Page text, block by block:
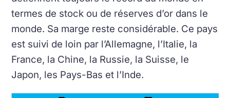
termes de stock ou de réserves d’or dans le
monde. Sa marge reste considérable. Ce pays
est suivi de loin par l’Allemagne, l’Italie, la
France, la Chine, la Russie, la Suisse, le
Japon, les Pays-Bas et l’Inde.